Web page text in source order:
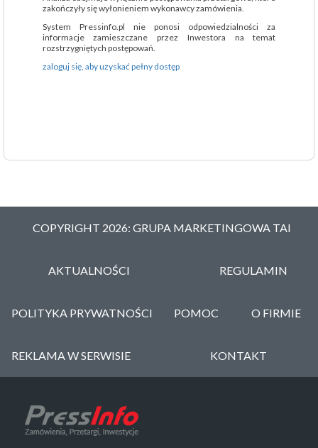
zakończyły się wyłonieniem wykonawcy zamówienia.
System Pressinfo.pl nie ponosi odpowiedzialności za
informacje zamieszczane przez Inwestora na temat
rozstrzygniętych postępowań.
zaloguj się, aby uzyskać pełny dostęp
COPYRIGHT 2026: GRUPA MARKETINGOWA TAI
AKTUALNOŚCI REGULAMIN
POLITYKA PRYWATNOŚCI POMOC O FIRMIE
REKLAMA W SERWISIE KONTAKT